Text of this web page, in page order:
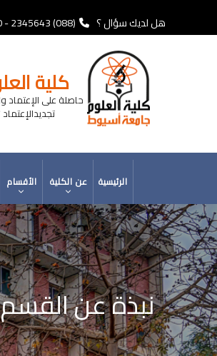
المحتوى
هل لديك سؤال ؟ (088) 2345643 - 2412000
كلية
حاصلة على الإعتماد
تجديدالإعتماد 2017
NAVIGATION
الرئيسية عن الكلية الأقسام
نبذة عن القسم